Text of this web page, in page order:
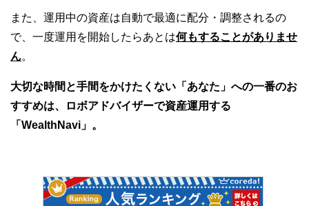
また、運用中の資産は自動で最適に配分・調整されるの
で、一度運用を開始したらあとは何もすることがありませ
ん。
大切な時間と手間をかけたくない「あなた」への一番のお
すすめは、ロボアドバイザーで資産運用する
「WealthNavi」。